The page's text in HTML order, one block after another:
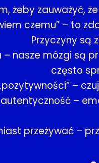
żeby zauważyć,
czemu” – to
Przyczyny są
nasze mózgi są
często
–
–
przeżywać –